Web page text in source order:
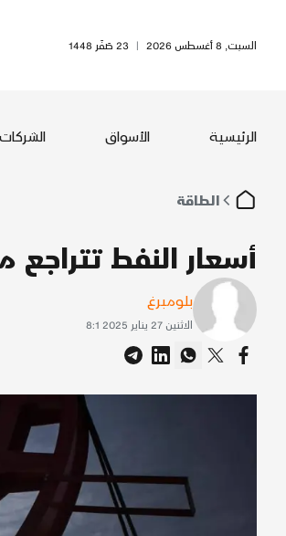
السبت, 8 أغسطس 2026 | 23 صَفَر 1448
الرئيسية الأسواق الشركات
الطاقة
أسعار النفط تتراجع
بلومبرغ
الاثنين 27 يناير 2025 8:1